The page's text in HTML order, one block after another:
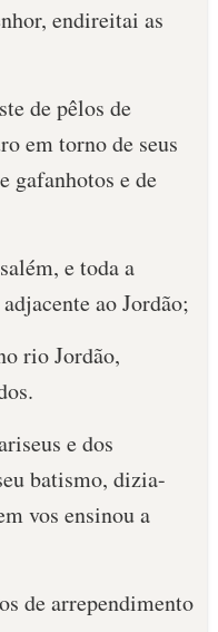
endireitai as
de pêlos de
em torno de seus
gafanhotos e de
e toda a
ao Jordão;
rio Jordão,
e dos
batismo, dizia-
vos ensinou a
de arrependimento